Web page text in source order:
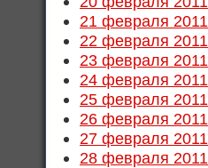
21 февраля 2011
22 февраля 2011
23 февраля 2011
24 февраля 2011
25 февраля 2011
26 февраля 2011
27 февраля 2011
28 февраля 2011